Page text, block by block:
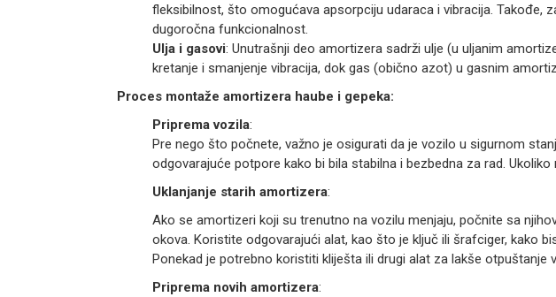
fleksibilnost, što omogućava apsorpciju udaraca i vibracija. Takođe,
dugoročna funkcionalnost.
Ulja i gasovi: Unutrašnji deo amortizera sadrži ulje (u uljanim
kretanje i smanjenje vibracija, dok gas (obično azot) u gasnim
Proces montaže amortizera haube i gepeka:
Priprema vozila:
Pre nego što počnete, važno je osigurati da je vozilo u sigurnom
odgovarajuće potpore kako bi bila stabilna i bezbedna za rad.
Uklanjanje starih amortizera:
Ako se amortizeri koji su trenutno na vozilu menjaju, počnite sa
okova. Koristite odgovarajući alat, kao što je ključ ili šrafciger, kako
Ponekad je potrebno koristiti kliješta ili drugi alat za lakše otpuštanje
Priprema novih amortizera: